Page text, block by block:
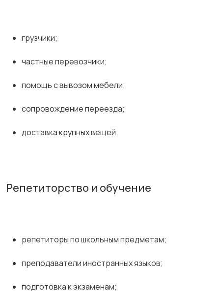
грузчики;
частные перевозчики;
помощь с вывозом мебели;
сопровождение переезда;
доставка крупных вещей.
Репетиторство и обучение
репетиторы по школьным предметам;
преподаватели иностранных языков;
подготовка к экзаменам;